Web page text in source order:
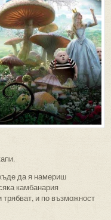
да я намериш
камбанария
и по възможност